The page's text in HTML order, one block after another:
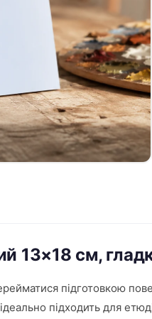
13×18 см,
підготовкою
підходить для